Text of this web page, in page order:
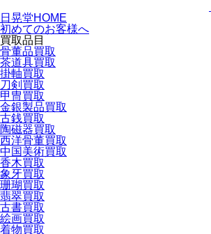
日晃堂HOME
初めてのお客様へ
買取品目
骨董品買取
茶道具買取
掛軸買取
刀剣買取
甲冑買取
金銀製品買取
古銭買取
陶磁器買取
西洋骨董買取
中国美術買取
香木買取
象牙買取
珊瑚買取
翡翠買取
古書買取
絵画買取
着物買取